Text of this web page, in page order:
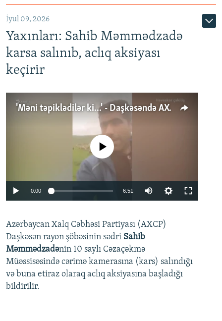
İyul 09, 2026
Yaxınları: Sahib Məmmədzadə
karsa salınıb, aclıq aksiyası
keçirir
'Məni təpiklədilər ki...' - Daşkəsəndə AXCP fəalının yaxınları onun həbsinə etiraz edirlər
Auto 240p 360p
720p 1080p
No media source currently available
0:00 6:51
360p
720p
1080p
Azərbaycan Xalq Cəbhəsi Partiyası (AXCP)
Daşkəsən rayon şöbəsinin sədri Sahib
Məmmədzadənin 10 saylı Cəzaçəkmə
Müəssisəsində cərimə kamerasına (kars) salındığı
və buna etiraz olaraq aclıq aksiyasına başladığı
bildirilir.